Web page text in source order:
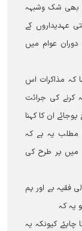
بھی شک وشبہہ
عہدیداروں کے
دوران عوام میں
کہ مذاکرات اس
کی جرائت
ان کا کہنا
مطلب یہ ہے کہ
میں ہر طرح کی
فقیہ ہے اور ہم
یہ کہ
کیونکہ یہ